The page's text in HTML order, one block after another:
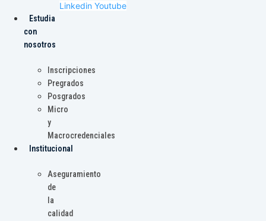
Linkedin Youtube
Estudia
con
nosotros
Inscripciones
Pregrados
Posgrados
Micro
y
Macrocredenciales
Institucional
Aseguramiento
de
la
calidad